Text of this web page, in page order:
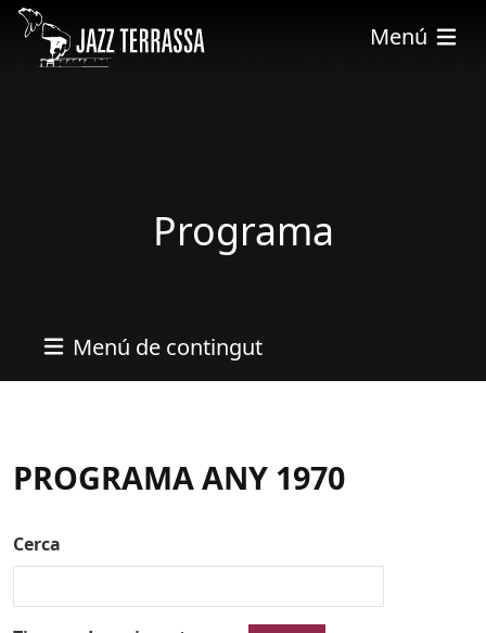
Vés al contingut
Menú
Programa
Menú de contingut
PROGRAMA ANY 1970
Cerca